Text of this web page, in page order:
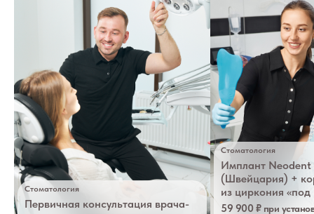
Стоматология
Первичная консультация врача-
Стоматология
Имплант Neodent
(Швейцария) +
из циркония «под
59 900 ₽ при